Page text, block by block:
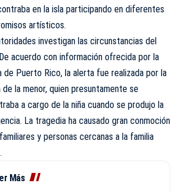
en la isla participando en diferentes
artísticos.
investigan las circunstancias del
acuerdo con información ofrecida por la
de Puerto Rico, la alerta fue realizada por la
de la menor, quien presuntamente se
a cargo de la niña cuando se produjo la
La tragedia ha causado gran conmoción
y personas cercanas a la familia
Más